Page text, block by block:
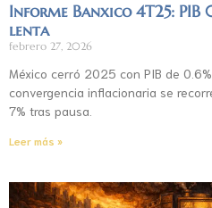
Informe Banxico 4T25:
lenta
febrero 27, 2026
México cerró 2025 con PIB de
convergencia inflacionaria se
7% tras pausa.
Leer más »